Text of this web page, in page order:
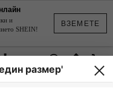
ВЗЕМЕТЕ
и
SHEIN!
размер'